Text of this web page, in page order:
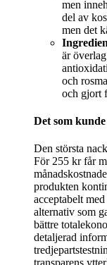
men
del av
men det
är
och
och gjort
Det som
Den största
För 255 kr får
produkten
acceptabelt
alternativ som
bättre
detaljerad